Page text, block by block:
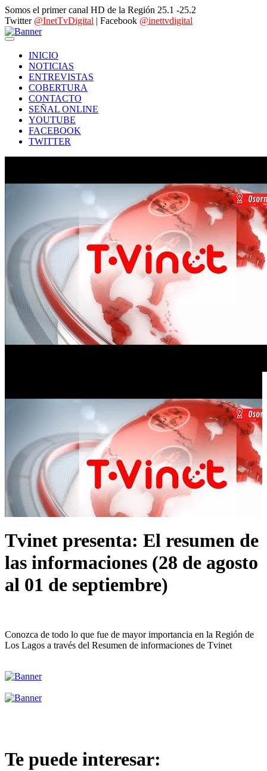
Somos el primer canal HD de la Región 25.1 -25.2
Twitter @InetTvDigital | Facebook @inettvdigital
INICIO
NOTICIAS
ENTREVISTAS
COBERTURA
CONTACTO
SEÑAL ONLINE
YOUTUBE
FACEBOOK
TWITTER
Tvinet presenta: El resumen de
las informaciones (28 de agosto
al 01 de septiembre)
Conozca de todo lo que fue de mayor importancia en la Región de
Los Lagos a través del Resumen de informaciones de Tvinet
Te puede interesar: